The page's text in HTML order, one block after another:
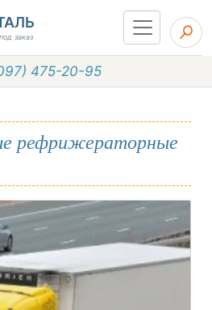
заказ
475-20-95
рефрижераторные